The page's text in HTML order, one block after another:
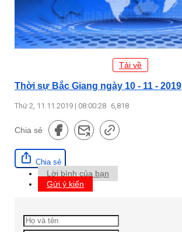
Tải về
Thời sự Bắc Giang ngày 10 - 11 - 2019
Thứ 2, 11.11.2019 | 08:00:28 6,818
Chia sẻ
Chia sẻ
Lời bình của bạn
Gửi ý kiến